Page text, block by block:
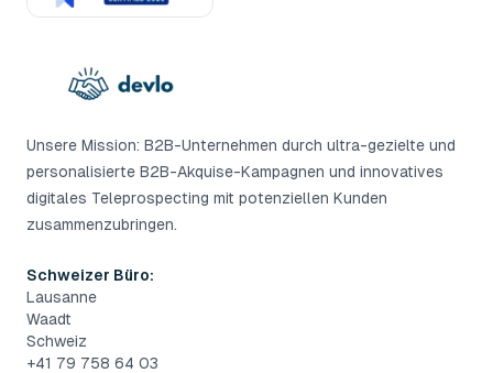
Unsere Mission: B2B-Unternehmen durch ultra-gezielte und
personalisierte B2B-Akquise-Kampagnen und innovatives
digitales Teleprospecting mit potenziellen Kunden
zusammenzubringen.
Schweizer Büro:
Lausanne
Waadt
Schweiz
+41 79 758 64 03